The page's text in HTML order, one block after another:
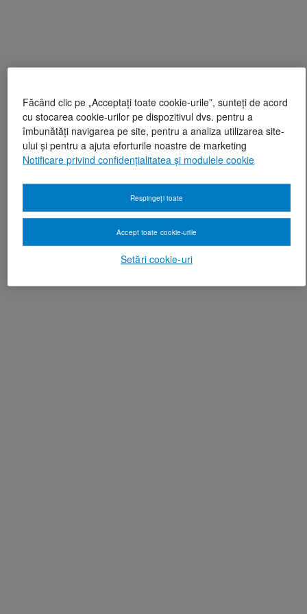
Făcând clic pe „Acceptați toate cookie-urile”, sunteți de acord
cu stocarea cookie-urilor pe dispozitivul dvs. pentru a
îmbunătăți navigarea pe site, pentru a analiza utilizarea site-
ului și pentru a ajuta eforturile noastre de marketing
Notificare privind confidențialitatea și modulele cookie
Setări cookie-uri
Respingeți toate
Accept toate cookie-urile